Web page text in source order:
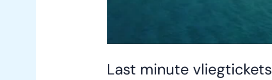
Last minute vliegtickets